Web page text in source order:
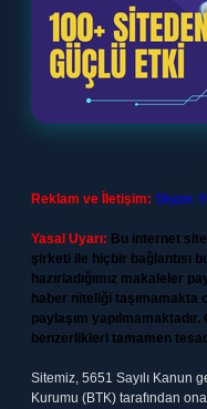
Reklam ve İletişim: Skype:
Yasal Uyarı: Bu internet
şirketi ile hiçbir bağlantısı
hazırladığımız makaleler
haber niteliği taşımamakta
paylaşım
benzerlikleri tamamen
Sitemiz, 5651 Sayılı Kanun
Kurumu (BTK) tarafından